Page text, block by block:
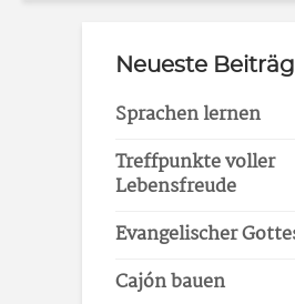
Neueste
Sprachen lernen
Treffpunkte voller
Lebensfreude
Evangelischer
Cajón bauen